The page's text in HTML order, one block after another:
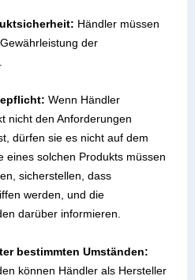
Händler müssen
der
Wenn Händler
nicht den Anforderungen
dürfen sie es nicht auf dem
eines solchen Produkts müssen
sicherstellen, dass
werden, und die
darüber informieren.
bestimmten Umständen:
können Händler als Hersteller